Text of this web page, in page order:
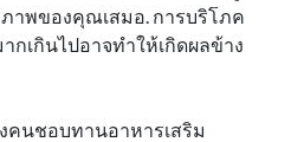
าพของคุณเสมอ. การบริโภค
เกินไปอาจทําให้เกิดผลข้าง
คนชอบทานอาหารเสริม